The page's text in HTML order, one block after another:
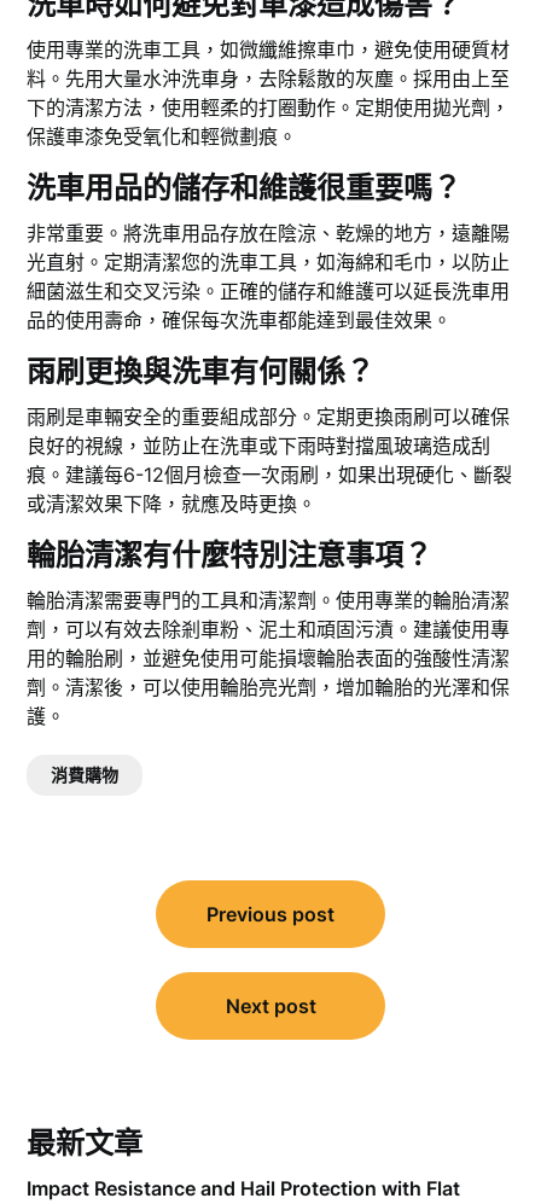
使用專業的洗車工具，如微纖維擦車巾，避免使用硬質材
料。先用大量水沖洗車身，去除鬆散的灰塵。採用由上至
下的清潔方法，使用輕柔的打圈動作。定期使用拋光劑，
保護車漆免受氧化和輕微劃痕。
洗車用品的儲存和維護很重要嗎？
非常重要。將洗車用品存放在陰涼、乾燥的地方，遠離陽
光直射。定期清潔您的洗車工具，如海綿和毛巾，以防止
細菌滋生和交叉污染。正確的儲存和維護可以延長洗車用
品的使用壽命，確保每次洗車都能達到最佳效果。
雨刷更換與洗車有何關係？
雨刷是車輛安全的重要組成部分。定期更換雨刷可以確保
良好的視線，並防止在洗車或下雨時對擋風玻璃造成刮
痕。建議每6-12個月檢查一次雨刷，如果出現硬化、斷裂
或清潔效果下降，就應及時更換。
輪胎清潔有什麼特別注意事項？
輪胎清潔需要專門的工具和清潔劑。使用專業的輪胎清潔
劑，可以有效去除剎車粉、泥土和頑固污漬。建議使用專
用的輪胎刷，並避免使用可能損壞輪胎表面的強酸性清潔
劑。清潔後，可以使用輪胎亮光劑，增加輪胎的光澤和保
護。
消費購物
Previous post
Next post
最新文章
Impact Resistance and Hail Protection with Flat